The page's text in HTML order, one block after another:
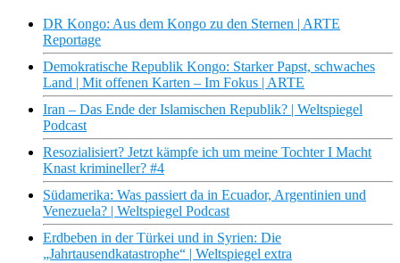
DR Kongo: Aus dem Kongo zu den Sternen | ARTE
Reportage
Demokratische Republik Kongo: Starker Papst, schwaches
Land | Mit offenen Karten – Im Fokus | ARTE
Iran – Das Ende der Islamischen Republik? | Weltspiegel
Podcast
Resozialisiert? Jetzt kämpfe ich um meine Tochter I Macht
Knast krimineller? #4
Südamerika: Was passiert da in Ecuador, Argentinien und
Venezuela? | Weltspiegel Podcast
Erdbeben in der Türkei und in Syrien: Die
„Jahrtausendkatastrophe“ | Weltspiegel extra